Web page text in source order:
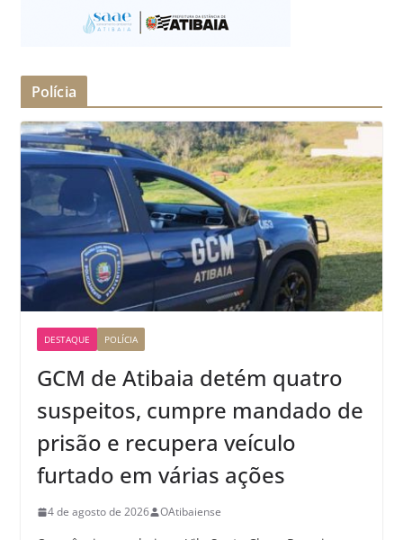
Polícia
DESTAQUE POLÍCIA
GCM de Atibaia detém quatro
suspeitos, cumpre mandado de
prisão e recupera veículo
furtado em várias ações
4 de agosto de 2026 OAtibaiense